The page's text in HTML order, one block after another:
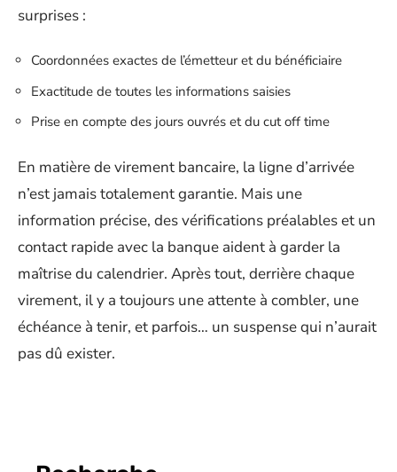
surprises :
Coordonnées exactes de l’émetteur et du bénéficiaire
Exactitude de toutes les informations saisies
Prise en compte des jours ouvrés et du cut off time
En matière de virement bancaire, la ligne d’arrivée
n’est jamais totalement garantie. Mais une
information précise, des vérifications préalables et un
contact rapide avec la banque aident à garder la
maîtrise du calendrier. Après tout, derrière chaque
virement, il y a toujours une attente à combler, une
échéance à tenir, et parfois… un suspense qui n’aurait
pas dû exister.